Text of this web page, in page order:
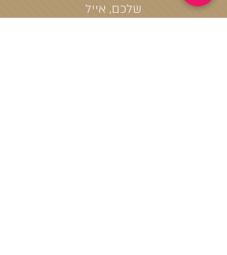
שלכם, אייל